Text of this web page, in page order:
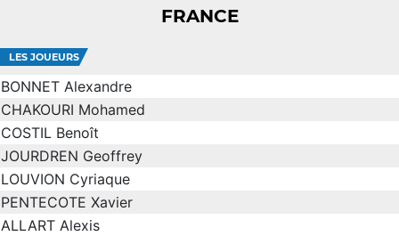
FRANCE
LES JOUEURS
BONNET Alexandre
CHAKOURI Mohamed
COSTIL Benoît
JOURDREN Geoffrey
LOUVION Cyriaque
PENTECOTE Xavier
ALLART Alexis